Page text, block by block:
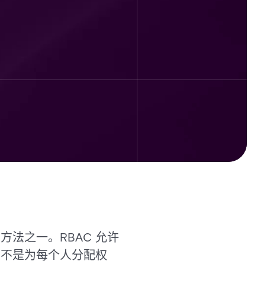
法之一。RBAC 允许
是为每个人分配权